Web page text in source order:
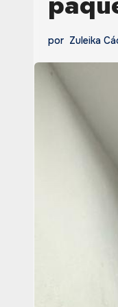
por Zuleika